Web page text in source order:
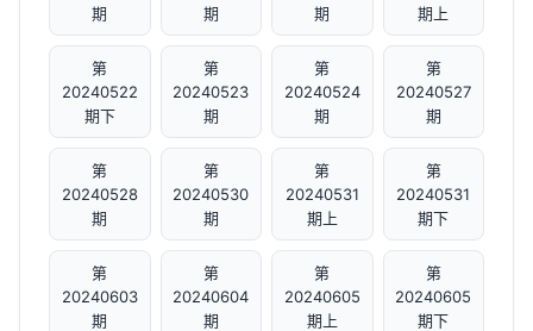
期
期
期
期上
第
20240522
期下
第
20240523
期
第
20240524
期
第
20240527
期
第
20240528
期
第
20240530
期
第
20240531
期上
第
20240531
期下
第
20240603
期
第
20240604
期
第
20240605
期上
第
20240605
期下